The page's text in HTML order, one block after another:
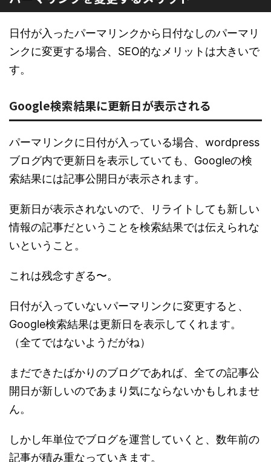
日付が入ったパーマリンクから日付なしのパーマリ
ンクに変更する場合、SEO的なメリットは大きいで
す。
Google検索結果に更新日が表示される
パーマリンクに日付が入っている場合、wordpress
ブログ内で更新日を表示していても、Googleの検
索結果には記事公開日が表示されます。
更新日が表示されないので、リライトしても新しい
情報の記事だということを検索結果では伝えられな
いということ。
これは残念すぎる〜。
日付が入っていないパーマリンクに変更すると、
Google検索結果は更新日を表示してくれます。
（全てではないようだがね）
まだできたばかりのブログであれば、全ての記事公
開日が新しいのであまり気にならないかもしれませ
ん。
しかし年単位でブログを運営していくと、数年前の
記事が積み重なっていきます。